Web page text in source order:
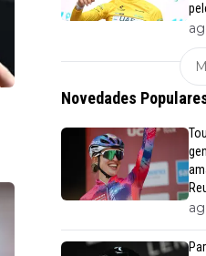
Novedades